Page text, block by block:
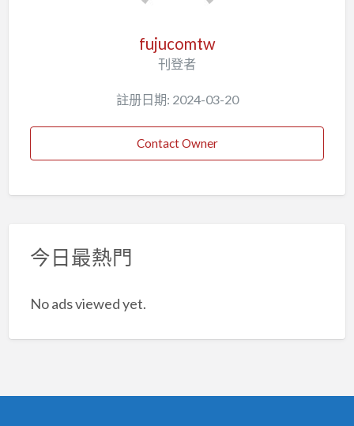
fujucomtw
刊登者
註册日期: 2024-03-20
Contact Owner
今日最熱門
No ads viewed yet.